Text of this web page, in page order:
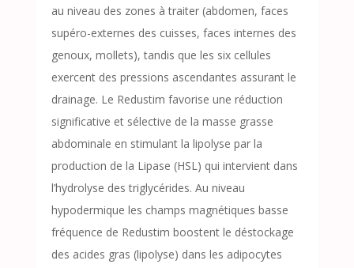
au niveau des zones à traiter (abdomen, faces
supéro-externes des cuisses, faces internes des
genoux, mollets), tandis que les six cellules
exercent des pressions ascendantes assurant le
drainage. Le Redustim favorise une réduction
significative et sélective de la masse grasse
abdominale en stimulant la lipolyse par la
production de la Lipase (HSL) qui intervient dans
l’hydrolyse des triglycérides. Au niveau
hypodermique les champs magnétiques basse
fréquence de Redustim boostent le déstockage
des acides gras (lipolyse) dans les adipocytes